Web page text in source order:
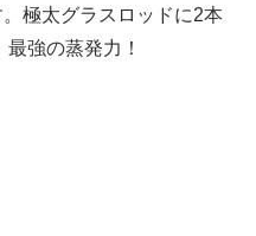
極太グラスロッドに2本
強の蒸発力！